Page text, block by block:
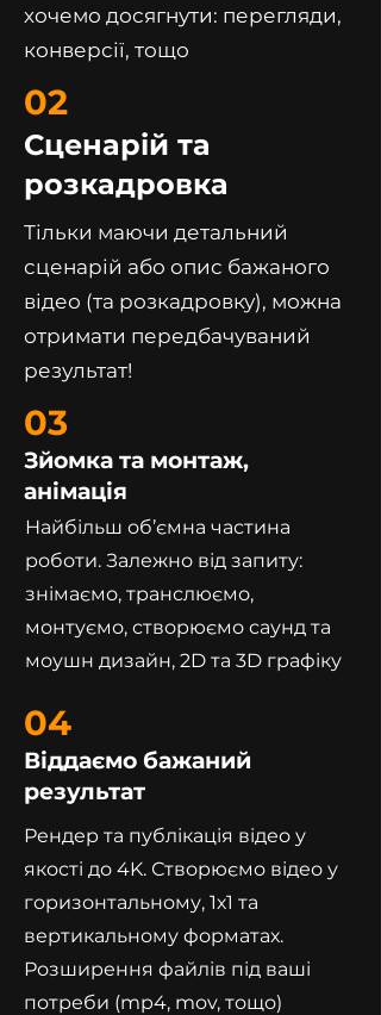
хочемо досягнути: перегляди,
конверсії, тощо
02
Сценарій та
розкадровка
Тільки маючи детальний
сценарій або опис бажаного
відео (та розкадровку), можна
отримати передбачуваний
результат!
03
Зйомка та монтаж,
анімація
Найбільш об’ємна частина
роботи. Залежно від запиту:
знімаємо, транслюємо,
монтуємо, створюємо саунд та
моушн дизайн, 2D та 3D графіку
04
Віддаємо бажаний
результат
Рендер та публікація відео у
якості до 4K. Створюємо відео у
горизонтальному, 1х1 та
вертикальному форматах.
Розширення файлів під ваші
потреби (mp4, mov, тощо)